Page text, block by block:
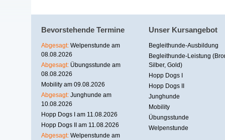
Bevorstehende Termine
Abgesagt: Welpenstunde am
08.08.2026
Abgesagt: Übungsstunde am
08.08.2026
Mobility am 09.08.2026
Abgesagt: Junghunde am
10.08.2026
Hopp Dogs I am 11.08.2026
Hopp Dogs II am 11.08.2026
Abgesagt: Welpenstunde am
Unser Kursangebot
Begleithunde-Ausbildung
Begleithunde-Leistung
Silber, Gold)
Hopp Dogs I
Hopp Dogs II
Junghunde
Mobility
Übungsstunde
Welpenstunde